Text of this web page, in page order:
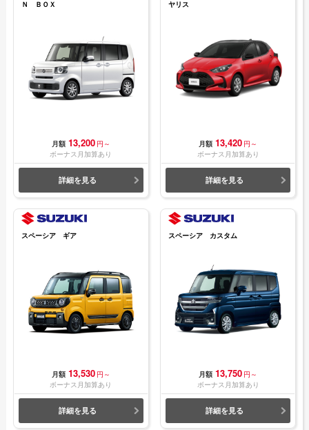
Ｎ ＢＯＸ
月額 13,200 円～
ボーナス月加算あり
詳細を見る
ヤリス
月額 13,420 円～
ボーナス月加算あり
詳細を見る
スペーシア ギア
月額 13,530 円～
ボーナス月加算あり
詳細を見る
スペーシア カスタム
月額 13,750 円～
ボーナス月加算あり
詳細を見る